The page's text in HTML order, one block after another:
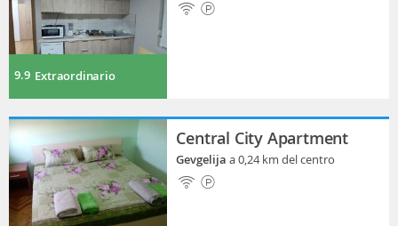
9.9 Extraordinario
Central City Apartment
Gevgelijaa 0,24 km del centro